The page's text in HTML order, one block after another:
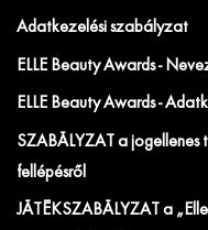
Adatkezelési szabályzat
ELLE Beauty Awards -
ELLE Beauty Awards -
SZABÁLYZAT a
fellépésről
JÁTÉKSZABÁLYZAT a